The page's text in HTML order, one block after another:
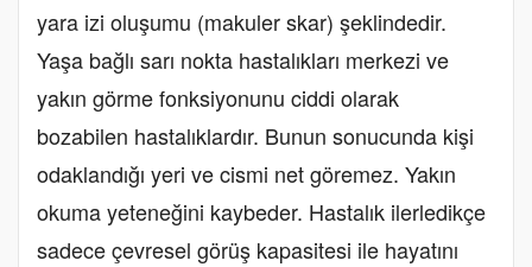
yara izi oluşumu (makuler skar) şeklindedir.
Yaşa bağlı sarı nokta hastalıkları merkezi ve
yakın görme fonksiyonunu ciddi olarak
bozabilen hastalıklardır. Bunun sonucunda kişi
odaklandığı yeri ve cismi net göremez. Yakın
okuma yeteneğini kaybeder. Hastalık ilerledikçe
sadece çevresel görüş kapasitesi ile hayatını